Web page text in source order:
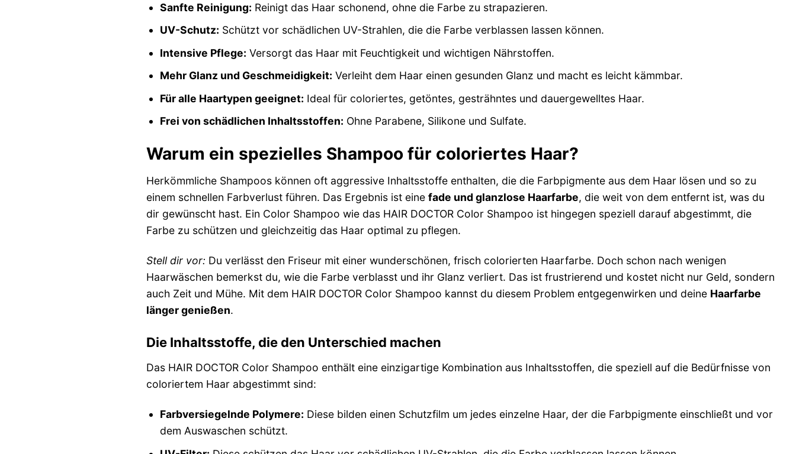
Sanfte Reinigung: Reinigt das Haar schonend, ohne die Farbe zu strapazieren.
UV-Schutz: Schützt vor schädlichen UV-Strahlen, die die Farbe verblassen lassen können.
Intensive Pflege: Versorgt das Haar mit Feuchtigkeit und wichtigen Nährstoffen.
Mehr Glanz und Geschmeidigkeit: Verleiht dem Haar einen gesunden Glanz und macht es leicht kämmbar.
Für alle Haartypen geeignet: Ideal für coloriertes, getöntes, gesträhntes und dauergewelltes Haar.
Frei von schädlichen Inhaltsstoffen: Ohne Parabene, Silikone und Sulfate.
Warum ein spezielles Shampoo für coloriertes Haar?
Herkömmliche Shampoos können oft aggressive Inhaltsstoffe enthalten, die die Farbpigmente aus dem Haar lösen und so zu
einem schnellen Farbverlust führen. Das Ergebnis ist eine fade und glanzlose Haarfarbe, die weit von dem entfernt ist, was du
dir gewünscht hast. Ein Color Shampoo wie das HAIR DOCTOR Color Shampoo ist hingegen speziell darauf abgestimmt, die
Farbe zu schützen und gleichzeitig das Haar optimal zu pflegen.
Stell dir vor: Du verlässt den Friseur mit einer wunderschönen, frisch colorierten Haarfarbe. Doch schon nach wenigen
Haarwäschen bemerkst du, wie die Farbe verblasst und ihr Glanz verliert. Das ist frustrierend und kostet nicht nur Geld, sondern
auch Zeit und Mühe. Mit dem HAIR DOCTOR Color Shampoo kannst du diesem Problem entgegenwirken und deine Haarfarbe
länger genießen.
Die Inhaltsstoffe, die den Unterschied machen
Das HAIR DOCTOR Color Shampoo enthält eine einzigartige Kombination aus Inhaltsstoffen, die speziell auf die Bedürfnisse von
coloriertem Haar abgestimmt sind:
Farbversiegelnde Polymere: Diese bilden einen Schutzfilm um jedes einzelne Haar, der die Farbpigmente einschließt und vor
dem Auswaschen schützt.